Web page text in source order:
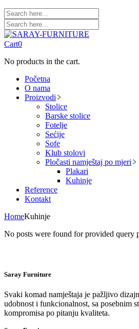
Cart0
No products in the cart.
Početna
O nama
Proizvodi
Stolice
Barske stolice
Fotelje
Sećije
Sofe
Klub stolovi
Pločasti namještaj po mjeri
Plakari
Kuhinje
Reference
Kontakt
HomeKuhinje
No posts were found for provided query
Saray Furniture
Svaki komad namještaja je pažljivo
udobnost i funkcionalnost, sa posebnim
kompromisa po pitanju kvaliteta.